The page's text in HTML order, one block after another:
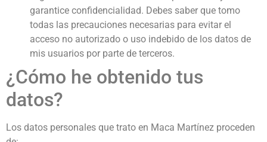
garantice confidencialidad. Debes saber que tomo
todas las precauciones necesarias para evitar el
acceso no autorizado o uso indebido de los datos de
mis usuarios por parte de terceros.
¿Cómo he obtenido tus
datos?
Los datos personales que trato en Maca Martínez proceden